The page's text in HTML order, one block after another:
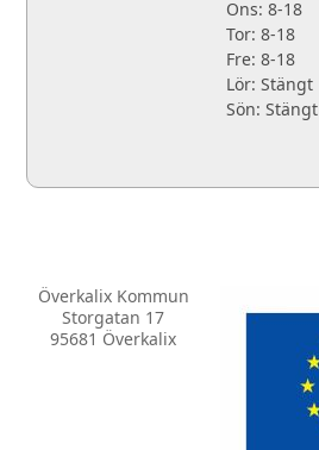
Ons: 8-18
Tor: 8-18
Fre: 8-18
Lör: Stängt
Sön: Stängt
Överkalix Kommun
Storgatan 17
95681 Överkalix